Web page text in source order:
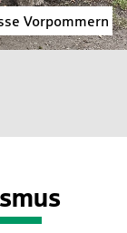
Vorpommern